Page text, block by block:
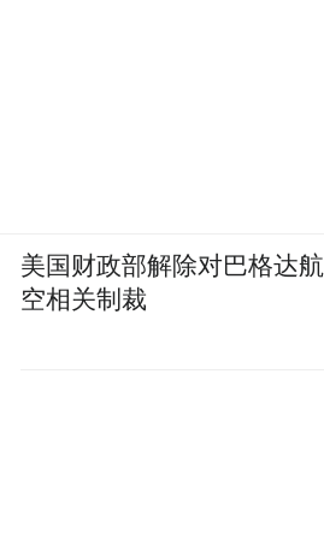
美国财政部解除对巴格达航
空相关制裁